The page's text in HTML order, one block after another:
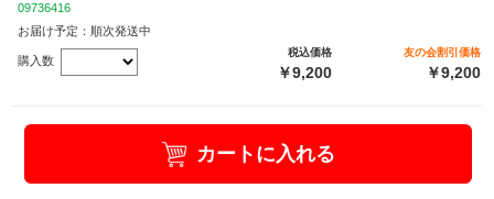
09736416
お届け予定：順次発送中
購入数
税込価格
￥9,200
友の会割引価格
￥9,200
カートに入れる